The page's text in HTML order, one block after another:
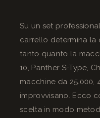
Su un set
carrello determina la
tanto quanto la
10, Panther S-Type,
macchine da 25.000,
improvvisano. Ecco
scelta in modo